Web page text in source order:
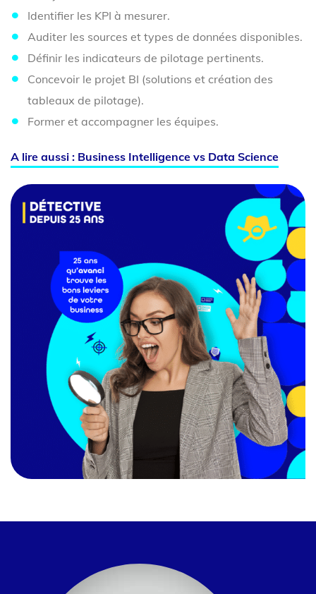
Identifier les KPI à mesurer.
Auditer les sources et types de données disponibles.
Définir les indicateurs de pilotage pertinents.
Concevoir le projet BI (solutions et création des
tableaux de pilotage).
Former et accompagner les équipes.
A lire aussi : Business Intelligence vs Data Science